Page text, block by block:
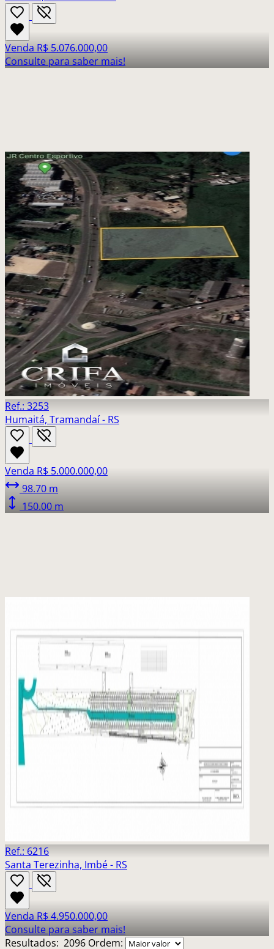
Venda R$ 5.076.000,00
Consulte para saber mais!
Ref.: 3253
Humaitá, Tramandaí - RS
Venda R$ 5.000.000,00
98.70 m
150.00 m
Ref.: 6216
Santa Terezinha, Imbé - RS
Venda R$ 4.950.000,00
Consulte para saber mais!
Resultados: 2096 Ordem: